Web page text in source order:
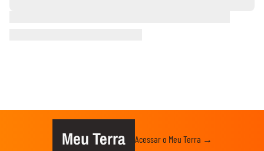
Meu Terra Acessar o Meu Terra →